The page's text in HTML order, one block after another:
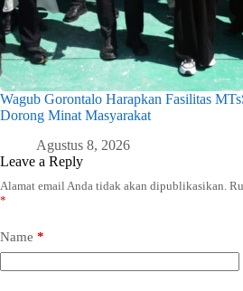
Wagub Gorontalo Harapkan Fasilitas
Dorong Minat Masyarakat
Agustus 8, 2026
Leave a Reply
Alamat email Anda tidak akan dipublikasikan.
*
Name *